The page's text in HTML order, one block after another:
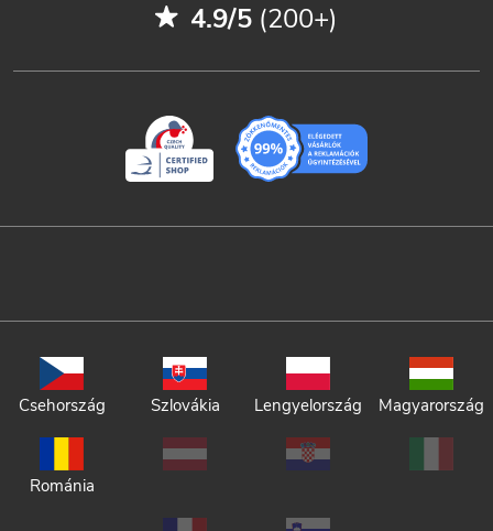
4.9/5 (200+)
Csehország Szlovákia Lengyelország Magyarország
Románia